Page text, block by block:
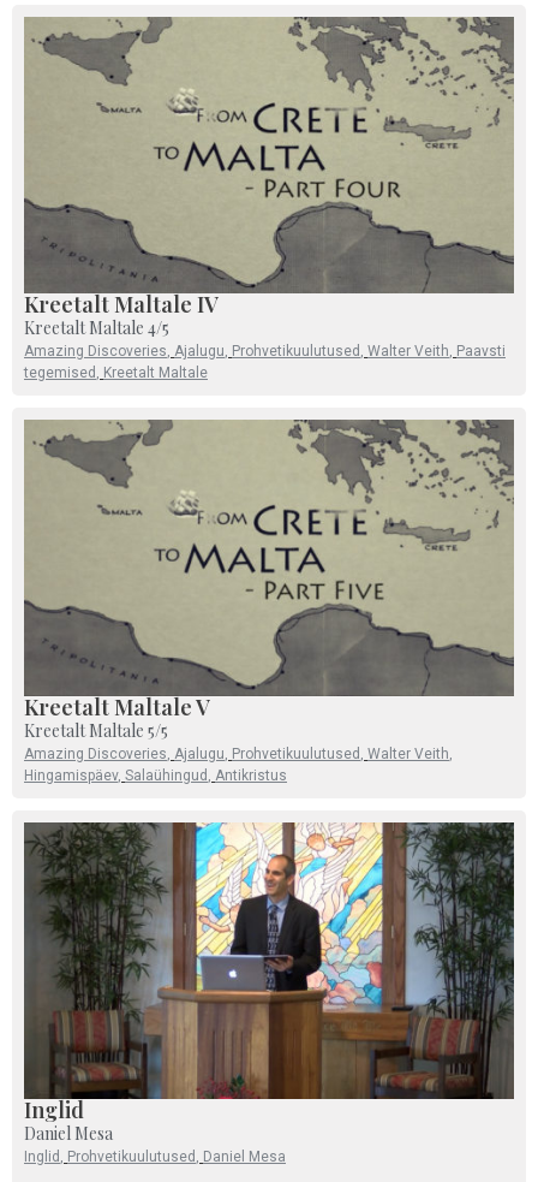
Kreetalt Maltale IV
Kreetalt Maltale 4/5
Amazing Discoveries, Ajalugu, Prohvetikuulutused , Walter Veith, Paavsti
tegemised , Kreetalt Maltale
Kreetalt Maltale V
Kreetalt Maltale 5/5
Amazing Discoveries, Ajalugu, Prohvetikuulutused , Walter Veith,
Hingamispäev, Salaühingud , Antikristus
Inglid
Daniel Mesa
Inglid , Prohvetikuulutused , Daniel Mesa